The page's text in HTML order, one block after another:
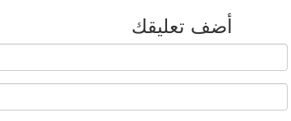
أضف تعليقك